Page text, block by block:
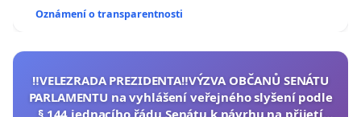
Oznámení o transparentnosti
‼️VELEZRADA PREZIDENTA‼️VÝZVA OBČANŮ SENÁTU
PARLAMENTU na vyhlášení veřejného slyšení podle